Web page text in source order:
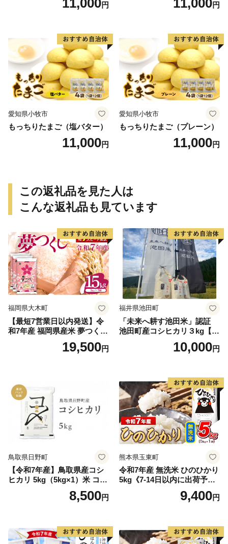
11,000円 11,000円
愛知県小牧市
もっちりたまご（塩バター）
11,000円
愛知県小牧市
もっちりたまご（プレーン）
11,000円
この返礼品を見た人は
こんな返礼品も見ています
福岡県大木町
【最短7営業日以内発送】令
和7年産 福岡県産米 夢つくし
15kg 精米 ※北海道・沖縄・
19,500円
福井県池田町
「未来へ耕す池田米」認証
池田町産コシヒカリ３kg【お
1人様につき３セットまで】
10,000円
鳥取県日野町
【令和7年産】鳥取県産コシ
ヒカリ 5kg（5kg×1）米 コシ
ヒカリ こしひかり お米 白米
精米 5キロ おこめ こめ コメ
野町産 Elevation
8,500円
熊本県玉東町
令和7年産 無洗米 ひのひかり
5kg《7-14日以内に出荷予定
(土日祝除く)》コメ 米 無洗米
高レビュー｜人気米 熊本県
9,400円